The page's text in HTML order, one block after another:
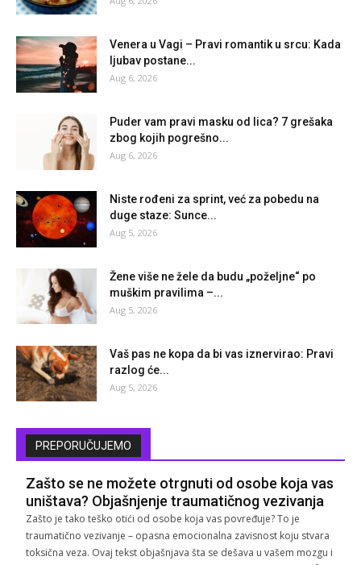
Venera u Vagi – Pravi romantik u srcu: Kada
ljubav postane...
Aug 6, 2026
Puder vam pravi masku od lica? 7 grešaka
zbog kojih pogrešno...
Aug 6, 2026
Niste rođeni za sprint, već za pobedu na
duge staze: Sunce...
Aug 5, 2026
Žene više ne žele da budu „poželjne“ po
muškim pravilima –...
Aug 5, 2026
Vaš pas ne kopa da bi vas iznervirao: Pravi
razlog će...
Aug 5, 2026
PREPORUČUJEMO
Zašto se ne možete otrgnuti od osobe koja vas
uništava? Objašnjenje traumatičnog vezivanja
Zašto je tako teško otići od osobe koja vas povređuje? To je
traumatično vezivanje – opasna emocionalna zavisnost koju stvara
toksična veza. Ovaj tekst objašnjava šta se dešava u vašem mozgu i